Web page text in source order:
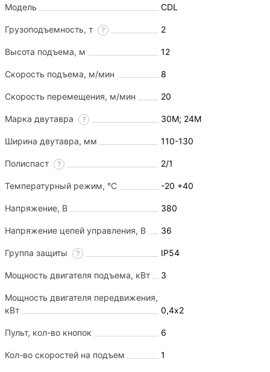
Модель CDL
Грузоподъемность, т ? 2
Высота подъема, м 12
Скорость подъема, м/мин 8
Скорость перемещения, м/мин 20
Марка двутавра ? 30М; 24М
Ширина двутавра, мм 110-130
Полиспаст ? 2/1
Температурный режим, °С -20 +40
Напряжение, В 380
Напряжение цепей управления, В 36
Группа защиты ? IP54
Мощность двигателя подъема, кВт 3
Мощность двигателя передвижения,
кВт
0,4х2
Пульт, кол-во кнопок 6
Кол-во скоростей на подъем 1